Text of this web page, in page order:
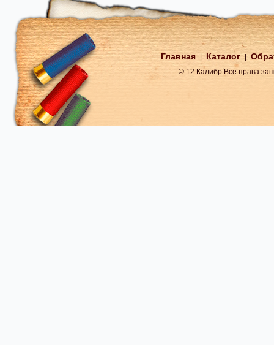
Главная Каталог
© 12 Калибр Все права